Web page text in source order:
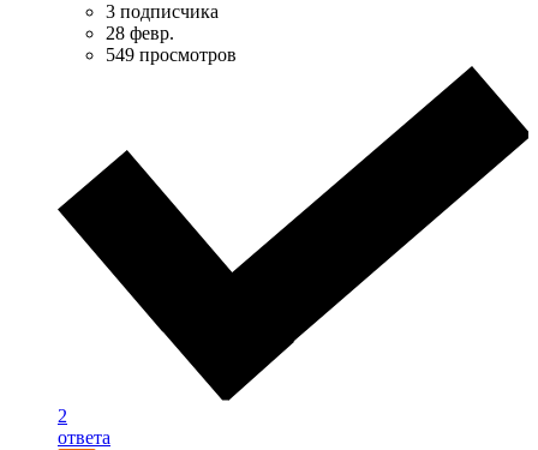
3 подписчика
28 февр.
549 просмотров
2
ответа